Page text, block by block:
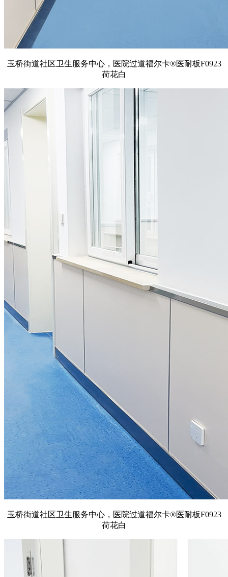
玉桥街道社区卫生服务中心，医院过道福尔卡®医耐板F0923
荷花白
玉桥街道社区卫生服务中心，医院过道福尔卡®医耐板F0923
荷花白